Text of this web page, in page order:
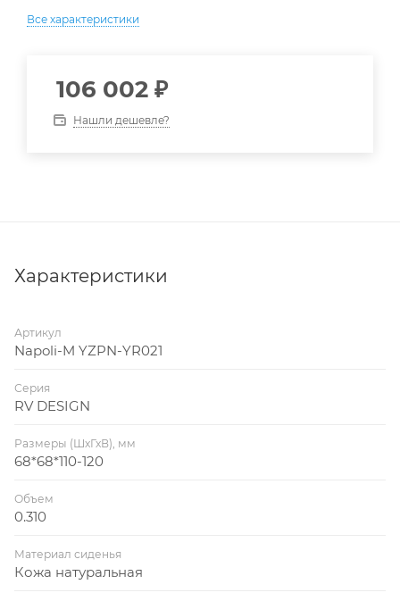
Все характеристики
106 002 ₽
Нашли дешевле?
Характеристики
Артикул
Napoli-M YZPN-YR021
Серия
RV DESIGN
Размеры (ШхГхВ), мм
68*68*110-120
Объем
0.310
Материал сиденья
Кожа натуральная